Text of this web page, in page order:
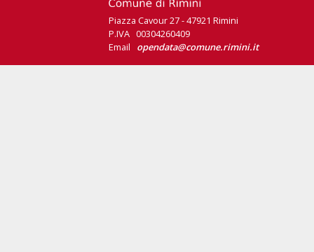
Piazza Cavour 27 - 47921 Rimini
P.IVA 00304260409
Email opendata@comune.rimini.it